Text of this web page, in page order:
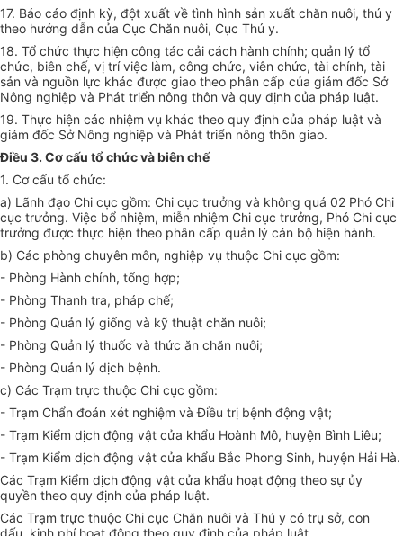
17. Báo cáo định kỳ, đột xuất về tình hình sản xuất chăn nuôi, thú y
theo hướng dẫn của Cục Chăn nuôi, Cục Thú y.
18. Tổ chức thực hiện công tác cải cách hành chính; quản lý tổ
chức, biên chế, vị trí việc làm, công chức, viên chức, tài chính, tài
sản và nguồn lực khác được giao theo phân cấp của giám đốc Sở
Nông nghiệp và Phát triển nông thôn và quy định của pháp luật.
19. Thực hiện các nhiệm vụ khác theo quy định của pháp luật và
giám đốc Sở Nông nghiệp và Phát triển nông thôn giao.
Điều 3. Cơ cấu tổ chức và biên chế
1. Cơ cấu tổ chức:
a) Lãnh đạo Chi cục gồm: Chi cục trưởng và không quá 02 Phó Chi
cục trưởng. Việc bổ nhiệm, miễn nhiệm Chi cục trưởng, Phó Chi cục
trưởng được thực hiện theo phân cấp quản lý cán bộ hiện hành.
b) Các phòng chuyên môn, nghiệp vụ thuộc Chi cục gồm:
- Phòng Hành chính, tổng hợp;
- Phòng Thanh tra, pháp chế;
- Phòng Quản lý giống và kỹ thuật chăn nuôi;
- Phòng Quản lý thuốc và thức ăn chăn nuôi;
- Phòng Quản lý dịch bệnh.
c) Các Trạm trực thuộc Chi cục gồm:
- Trạm Chẩn đoán xét nghiệm và Điều trị bệnh động vật;
- Trạm Kiểm dịch động vật cửa khẩu Hoành Mô, huyện Bình Liêu;
- Trạm Kiểm dịch động vật cửa khẩu Bắc Phong Sinh, huyện Hải Hà.
Các Trạm Kiểm dịch động vật cửa khẩu hoạt động theo sự ủy
quyền theo quy định của pháp luật.
Các Trạm trực thuộc Chi cục Chăn nuôi và Thú y có trụ sở, con
dấu, kinh phí hoạt động theo quy định của pháp luật.